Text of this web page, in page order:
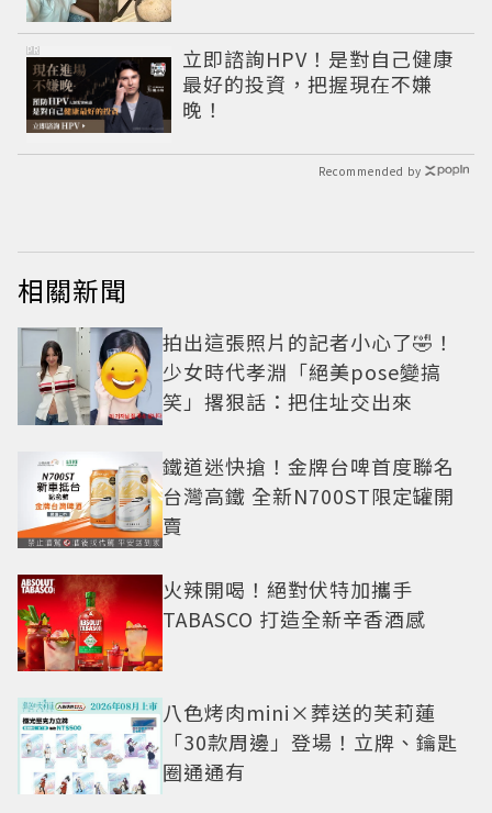
立即諮詢HPV！是對自己健康
最好的投資，把握現在不嫌
晚！
PR
Recommended by
相關新聞
拍出這張照片的記者小心了🤣！
少女時代孝淵「絕美pose變搞
笑」撂狠話：把住址交出來
鐵道迷快搶！金牌台啤首度聯名
台灣高鐵 全新N700ST限定罐開
賣
火辣開喝！絕對伏特加攜手
TABASCO 打造全新辛香酒感
八色烤肉mini×葬送的芙莉蓮
「30款周邊」登場！立牌、鑰匙
圈通通有